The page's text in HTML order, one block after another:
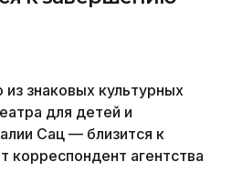
знаковых культурных
для детей и
Сац — близится к
корреспондент агентства